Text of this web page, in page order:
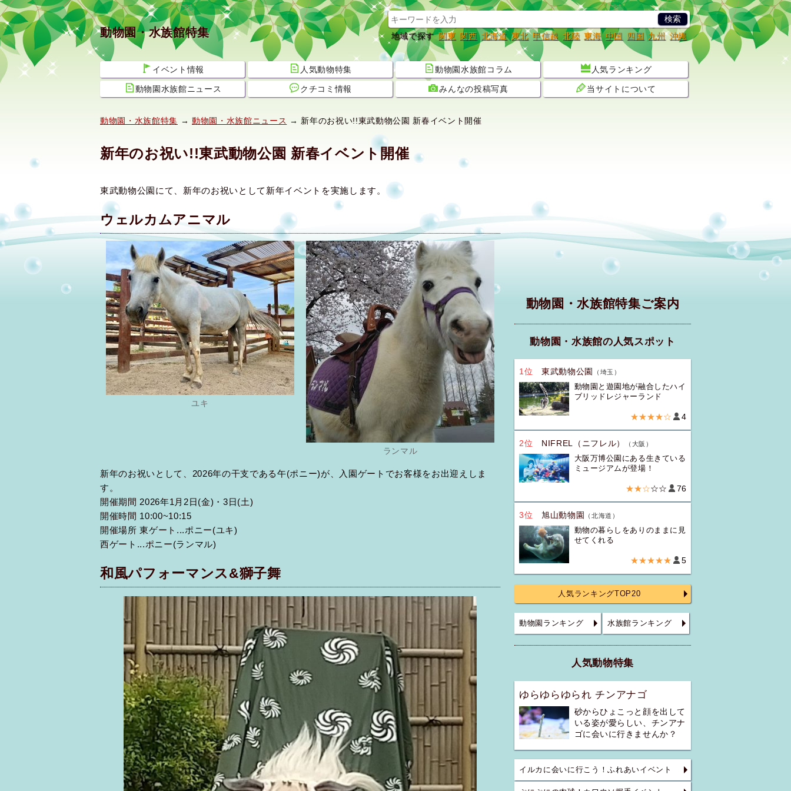
動物園・水族館特集 地域で探す 関東 関西 北海道 東北 甲信越 北陸 東海 中国 四国 九州 沖縄
イベント情報 人気動物特集 動物園水族館コラム 人気ランキング
動物園水族館ニュース クチコミ情報 みんなの投稿写真 当サイトについて
動物園・水族館特集 → 動物園・水族館ニュース → 新年のお祝い!!東武動物公園 新春イベント開催
新年のお祝い!!東武動物公園 新春イベント開催
東武動物公園にて、新年のお祝いとして新年イベントを実施します。
ウェルカムアニマル
ユキ
ランマル
新年のお祝いとして、2026年の干支である午(ポニー)が、入園ゲートでお客様をお出迎えしま
す。
開催期間 2026年1月2日(金)・3日(土)
開催時間 10:00~10:15
開催場所 東ゲート...ポニー(ユキ)
西ゲート...ポニー(ランマル)
和風パフォーマンス&獅子舞
動物園・水族館特集ご案内
動物園・水族館の人気スポット
1位 東武動物公園 （埼玉）
動物園と遊園地が融合したハイ
ブリッドレジャーランド
★★★★☆ 4
2位 NIFREL（ニフレル） （大阪）
大阪万博公園にある生きている
ミュージアムが登場！
★★☆☆☆ 76
3位 旭山動物園 （北海道）
動物の暮らしをありのままに見
せてくれる
★★★★★ 5
人気ランキングTOP20
動物園ランキング 水族館ランキング
人気動物特集
ゆらゆらゆられ チンアナゴ
砂からひょこっと顔を出して
いる姿が愛らしい、チンアナ
ゴに会いに行きませんか？
イルカに会いに行こう！ふれあいイベント